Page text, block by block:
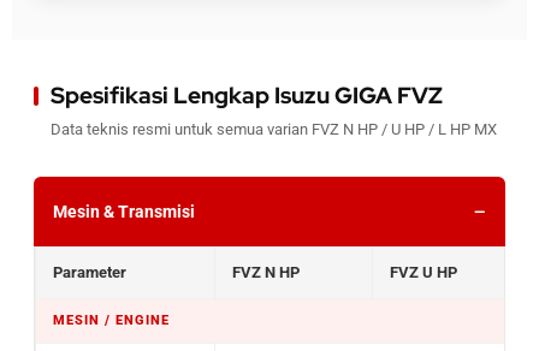
Spesifikasi Lengkap Isuzu GIGA FVZ
Data teknis resmi untuk semua varian FVZ N HP / U HP / L HP MX
Mesin & Transmisi
Parameter FVZ N HP FVZ U HP
MESIN / ENGINE